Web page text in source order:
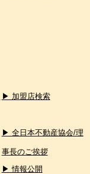
▶ 加盟店検索
▶ 全日本不動産協会/理
事長のご挨拶
▶ 情報公開